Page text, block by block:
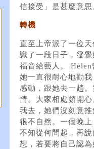
信接受」是甚麼意
轉機
直至上帝派了一位
識了一段日子，發
福音給藝人。
她一直很耐心地勸
感動，跟她去一趟
情。大家相處頗開
我去，她們沒刻意
很不自然。一個晚
不知從何問起，再
想，若要將自己認